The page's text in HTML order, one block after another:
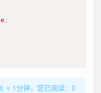
;
≈ 1分钟，您已阅读：0